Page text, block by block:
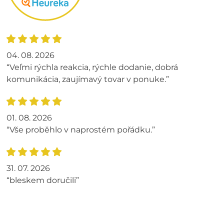
04. 08. 2026
“Veľmi rýchla reakcia, rýchle dodanie, dobrá
komunikácia, zaujímavý tovar v ponuke.”
01. 08. 2026
“Vše proběhlo v naprostém pořádku.”
31. 07. 2026
“bleskem doručili”